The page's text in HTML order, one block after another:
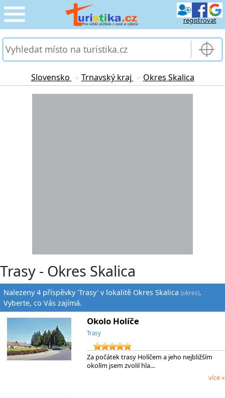
registrovat
CESTOVÁNÍ
PRO TURISTY
Slovensko > Trnavský kraj > Okres Skalica
Trasy - Okres Skalica
Nalezeny 4 příspěvky 'Trasy' v lokalitě Okres Skalica(okres).
Vyberte, co Vás zajímá.
Okolo Holíče
Trasy
Za počátek trasy Holíčem a jeho nejbližším
okolím jsem zvolil hla…
více »